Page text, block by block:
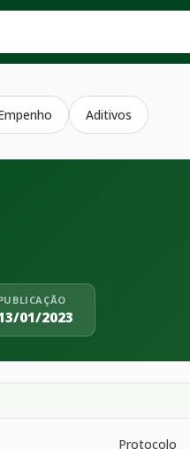
Aditivos
01/2023
Protocolo